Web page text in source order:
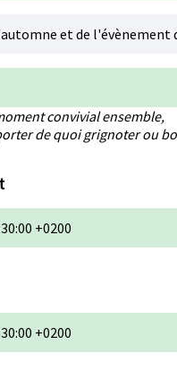
et de l'évènement
convivial ensemble,
de quoi grignoter ou
+0200
+0200